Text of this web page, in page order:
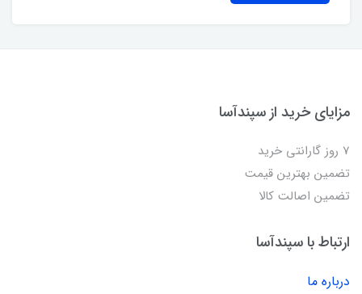
مزایای خرید از سپندآسا
7 روز گارانتی خرید
تضمین بهترین قیمت
تضمین اصالت کالا
ارتباط با سپندآسا
درباره ما